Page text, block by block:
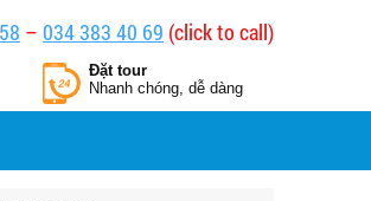
– 034 383 40 69 (click to call)
Đặt tour
Nhanh chóng, dễ dàng